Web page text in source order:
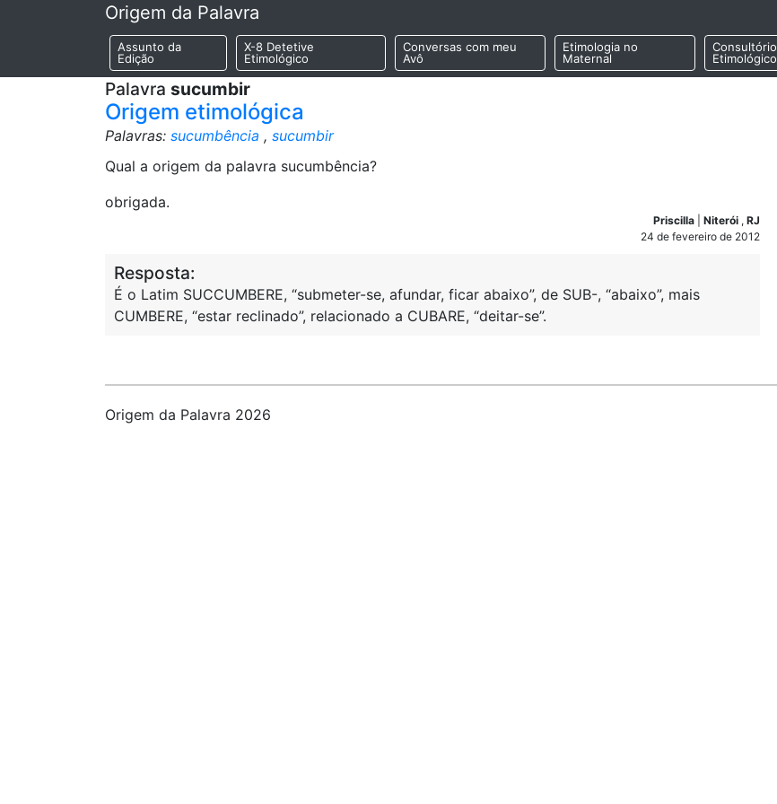
Origem da Palavra
Assunto da
Edição
X-8 Detetive
Etimológico
Conversas com meu
Avô
Etimologia no
Maternal
Consultório
Etimológico
Palavra sucumbir
Origem etimológica
Palavras: sucumbência , sucumbir
Qual a origem da palavra sucumbência?
obrigada.
Priscilla Niterói , RJ
24 de fevereiro de 2012
Resposta:
É o Latim SUCCUMBERE, “submeter-se, afundar, ficar abaixo”, de SUB-, “abaixo”, mais
CUMBERE, “estar reclinado”, relacionado a CUBARE, “deitar-se”.
Origem da Palavra 2026